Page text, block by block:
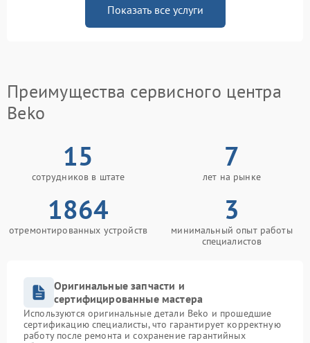
Показать все услуги
Преимущества сервисного центра
Beko
15
сотрудников в штате
7
лет на рынке
1864
отремонтированных устройств
3
минимальный опыт работы
специалистов
Оригинальные запчасти и
сертифицированные мастера
Используются оригинальные детали Beko и прошедшие
сертификацию специалисты, что гарантирует корректную
работу после ремонта и сохранение гарантийных